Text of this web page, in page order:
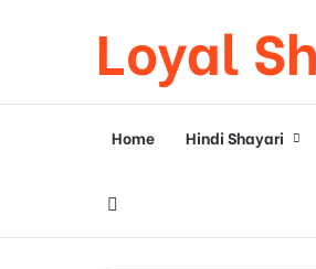
Loyal
Home Hindi Shayari